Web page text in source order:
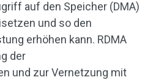
auf den Speicher (DMA)
und so den
erhöhen kann. RDMA
der
und zur Vernetzung mit